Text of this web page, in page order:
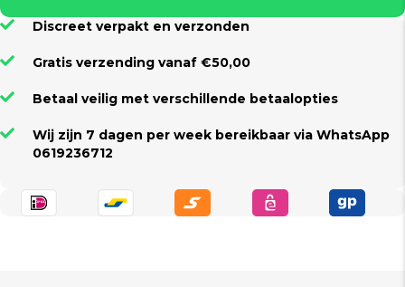
Discreet verpakt en verzonden
Gratis verzending vanaf €50,00
Betaal veilig met verschillende betaalopties
Wij zijn 7 dagen per week bereikbaar via WhatsApp
0619236712